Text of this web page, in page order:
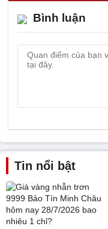
Bình luận
Tin nổi bật